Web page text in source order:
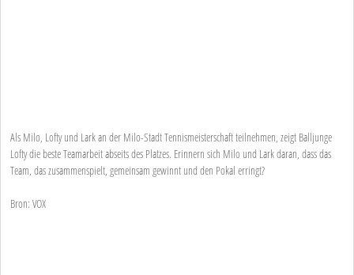
Als Milo, Lofty und Lark an der Milo-Stadt Tennismeisterschaft teilnehmen, zeigt Balljunge
Lofty die beste Teamarbeit abseits des Platzes. Erinnern sich Milo und Lark daran, dass das
Team, das zusammenspielt, gemeinsam gewinnt und den Pokal erringt?
Bron: VOX